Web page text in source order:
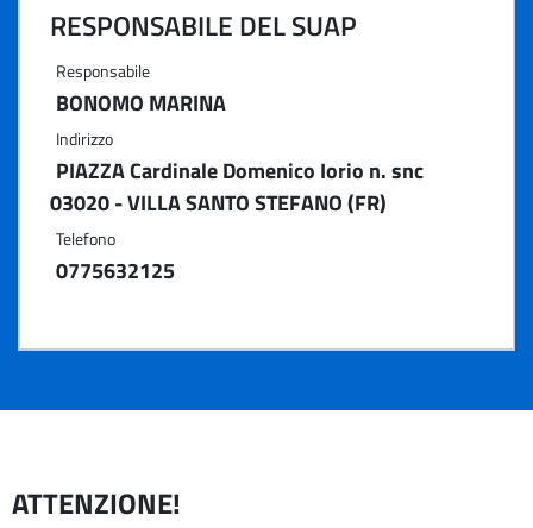
RESPONSABILE DEL SUAP
Responsabile
BONOMO MARINA
Indirizzo
PIAZZA Cardinale Domenico Iorio n. snc
03020 - VILLA SANTO STEFANO (FR)
Telefono
0775632125
ATTENZIONE!